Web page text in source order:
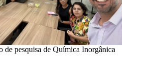
de pesquisa de Química Inorgânica